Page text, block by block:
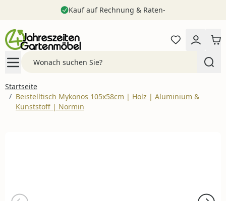
Kauf auf Rechnung & Raten-
Startseite
/ Beistelltisch Mykonos 105x58cm | Holz | Aluminium &
Kunststoff | Normin